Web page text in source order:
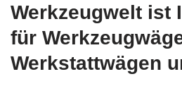
Werkzeugwelt ist
für
Werkstattwägen